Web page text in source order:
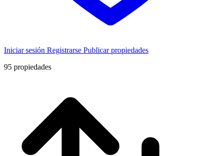
Iniciar sesión Registrarse Publicar propiedades
95 propiedades